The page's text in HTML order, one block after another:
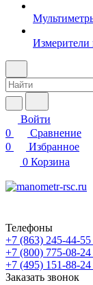
Войти
0
Сравнение
0
Избранное
0 Корзина
Телефоны
+7 (863) 245-44-55
+7 (800) 775-08-24
+7 (495) 151-88-24
Заказать звонок